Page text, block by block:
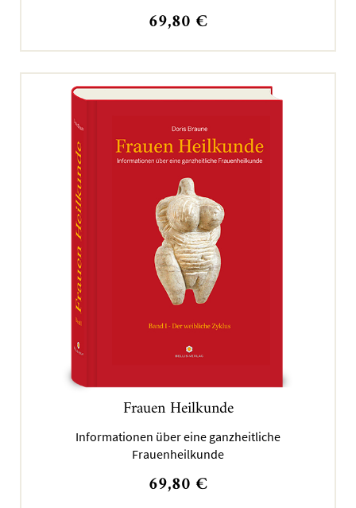
69,80 €
Frauen Heilkunde
Informationen über eine ganzheitliche
Frauenheilkunde
69,80 €